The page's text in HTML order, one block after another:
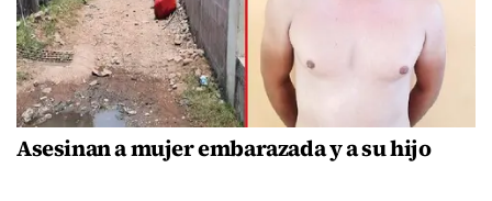
Asesinan a mujer embarazada y a su hijo